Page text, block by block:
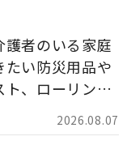
2026.08.07
護者のいる家庭
たい防災用品や
、ローリング
イントについて